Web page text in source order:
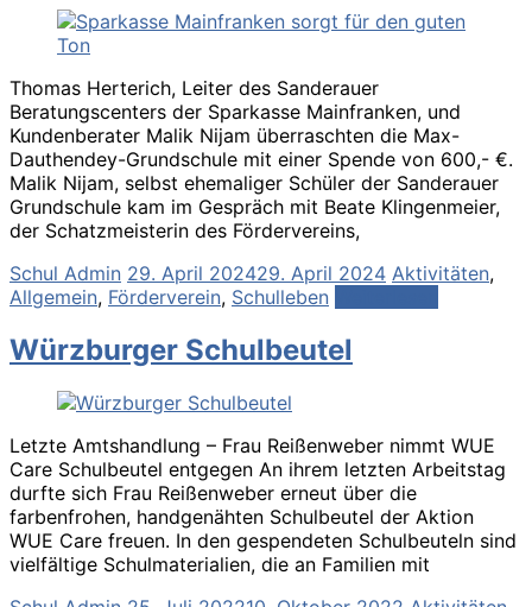
Thomas Herterich, Leiter des Sanderauer
Beratungscenters der Sparkasse Mainfranken, und
Kundenberater Malik Nijam überraschten die Max-
Dauthendey-Grundschule mit einer Spende von 600,- €.
Malik Nijam, selbst ehemaliger Schüler der Sanderauer
Grundschule kam im Gespräch mit Beate Klingenmeier,
der Schatzmeisterin des Fördervereins,
Schul Admin 29. April 202429. April 2024 Aktivitäten,
Allgemein, Förderverein, Schulleben
Würzburger Schulbeutel
Letzte Amtshandlung – Frau Reißenweber nimmt WUE
Care Schulbeutel entgegen An ihrem letzten Arbeitstag
durfte sich Frau Reißenweber erneut über die
farbenfrohen, handgenähten Schulbeutel der Aktion
WUE Care freuen. In den gespendeten Schulbeuteln sind
vielfältige Schulmaterialien, die an Familien mit